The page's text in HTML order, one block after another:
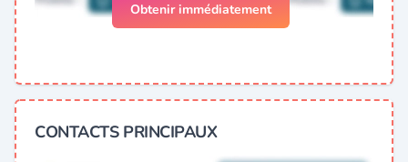
Obtenir immédiatement
CONTACTS PRINCIPAUX